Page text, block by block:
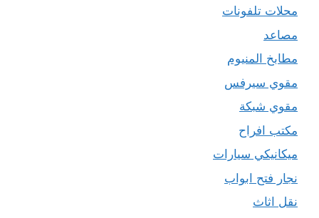
محلات تلفونات
مصاعد
مطابخ المنيوم
مقوي سيرفس
مقوي شبكة
مكتب افراح
ميكانيكي سيارات
نجار فتح ابواب
نقل اثاث